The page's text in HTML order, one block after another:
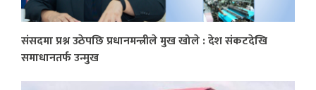
संसदमा प्रश्न उठेपछि प्रधानमन्त्रीले मुख खोले : देश संकटदेखि
समाधानतर्फ उन्मुख